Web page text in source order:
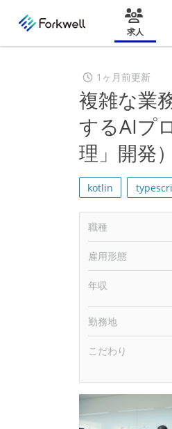
求人
1ヶ月前更新
複雑な業
するAIプ
理」開発）
kotlin
職種
雇用形態
年収
勤務地
こだわり